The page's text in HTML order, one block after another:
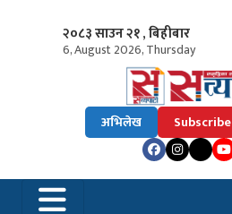
२०८३ साउन २१ , बिहीबार
6, August 2026, Thursday
अभिलेख Subscribe